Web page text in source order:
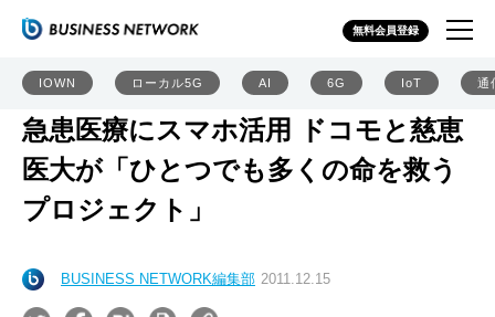
無料会員登録
IOWN ローカル5G AI 6G IoT 通
急患医療にスマホ活用 ドコモと慈恵
医大が「ひとつでも多くの命を救う
プロジェクト」
BUSINESS NETWORK編集部 2011.12.15